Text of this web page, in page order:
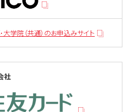
学院（共通）のお申込みサイト
社